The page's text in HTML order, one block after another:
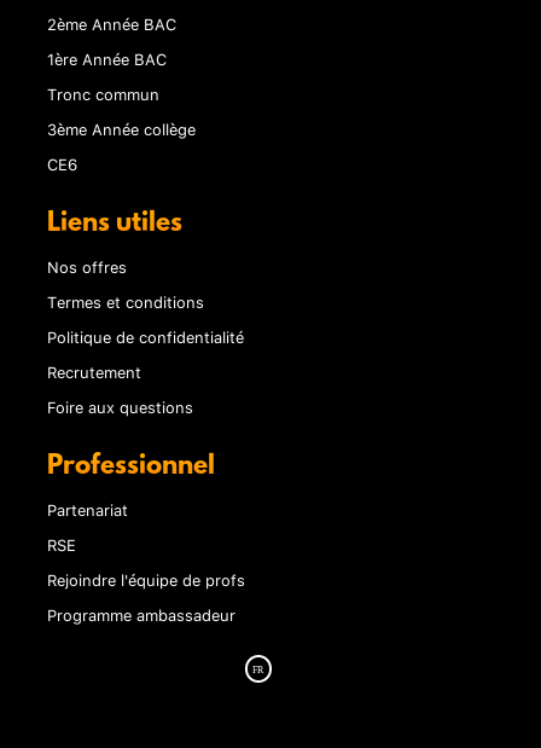
2ème Année BAC
1ère Année BAC
Tronc commun
3ème Année collège
CE6
Liens utiles
Nos offres
Termes et conditions
Politique de confidentialité
Recrutement
Foire aux questions
Professionnel
Partenariat
RSE
Rejoindre l'équipe de profs
Programme ambassadeur